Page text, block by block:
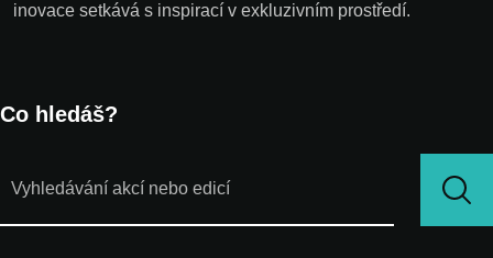
inovace setkává s inspirací v exkluzivním prostředí.
Co hledáš?